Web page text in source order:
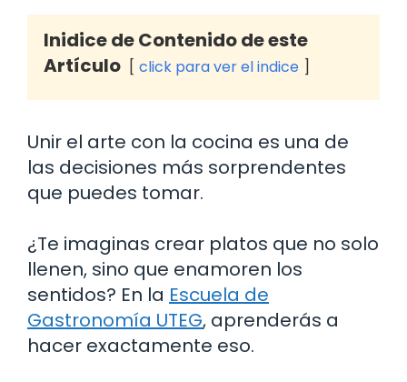
Inidice de Contenido de este
Artículo
click para ver el indice
Unir el arte con la cocina es una de
las decisiones más sorprendentes
que puedes tomar.
¿Te imaginas crear platos que no solo
llenen, sino que enamoren los
sentidos? En la Escuela de
Gastronomía UTEG, aprenderás a
hacer exactamente eso.